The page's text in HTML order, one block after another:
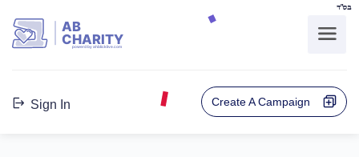
בס"ד
AB
CHARITY
powerd by ahblicklive.com
Sign In Create A Campaign